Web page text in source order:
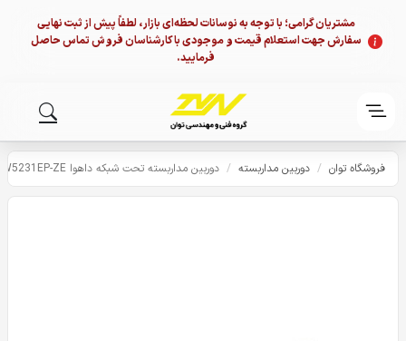
مشتریان گرامی؛ با توجه به نوسانات لحظه‌ای بازار، لطفاً پیش از ثبت نهایی
سفارش جهت استعلام قیمت و موجودی با کارشناسان فروش تماس حاصل
فرمایید.
فروشگاه توان / دوربین مداربسته / دوربین مداربسته تحت شبکه داهوا DH-IPC-HFW5231EP-ZE